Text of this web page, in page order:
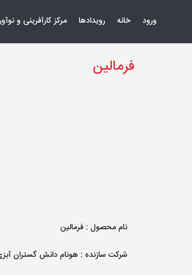
ورود
(current) خانه رویدادها مرکز کارآفرینی و
فرمالین
نام محصول : فرمالین
شرکت سازنده : هونام دانش گستران